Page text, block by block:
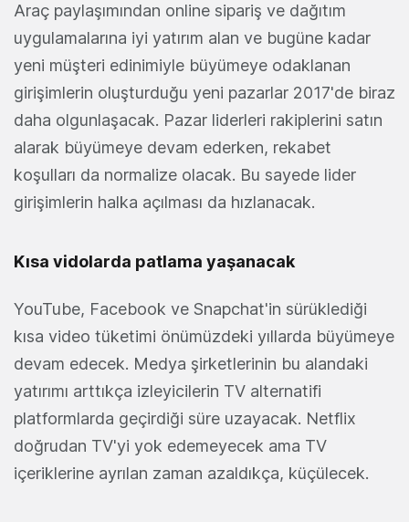
Araç paylaşımından online sipariş ve dağıtım
uygulamalarına iyi yatırım alan ve bugüne kadar
yeni müşteri edinimiyle büyümeye odaklanan
girişimlerin oluşturduğu yeni pazarlar 2017'de biraz
daha olgunlaşacak. Pazar liderleri rakiplerini satın
alarak büyümeye devam ederken, rekabet
koşulları da normalize olacak. Bu sayede lider
girişimlerin halka açılması da hızlanacak.
Kısa vidolarda patlama yaşanacak
YouTube, Facebook ve Snapchat'in sürüklediği
kısa video tüketimi önümüzdeki yıllarda büyümeye
devam edecek. Medya şirketlerinin bu alandaki
yatırımı arttıkça izleyicilerin TV alternatifi
platformlarda geçirdiği süre uzayacak. Netflix
doğrudan TV'yi yok edemeyecek ama TV
içeriklerine ayrılan zaman azaldıkça, küçülecek.